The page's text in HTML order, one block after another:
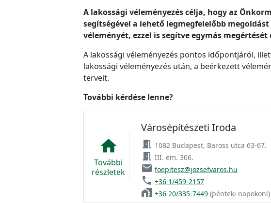
A lakossági véleményezés célja, hogy az
segítségével a lehető legmegfelelőbb
véleményét, ezzel is segítve egymás
A lakossági véleményezés pontos időpontjáról,
lakossági véleményezés után, a beérkezett
terveit.
További kérdése lenne?
home
További
részletek
Városépítészeti Iroda
meeting_room 1082 Budapest, Baross utca 63-67.
meeting_room III. em. 306.
email foepitesz@jozsefvaros.hu
phone +36 1/459-2157
home_work +36 20/335-7449 (pénteki napokon!)